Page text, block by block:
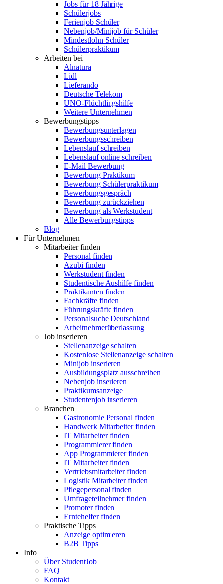
Jobs für 18 Jährige
Schülerjobs
Ferienjob Schüler
Nebenjob/Minijob für Schüler
Mindestlohn Schüler
Schülerpraktikum
Arbeiten bei
Alnatura
Lidl
Lieferando
Deutsche Telekom
UNO-Flüchtlingshilfe
Weitere Unternehmen
Bewerbungstipps
Bewerbungsunterlagen
Bewerbungsschreiben
Lebenslauf schreiben
Lebenslauf online schreiben
E-Mail Bewerbung
Bewerbung Praktikum
Bewerbung Schülerpraktikum
Bewerbungsgespräch
Bewerbung zurückziehen
Bewerbung als Werkstudent
Alle Bewerbungstipps
Blog
Für Unternehmen
Mitarbeiter finden
Personal finden
Azubi finden
Werkstudent finden
Studentische Aushilfe finden
Praktikanten finden
Fachkräfte finden
Führungskräfte finden
Personalsuche Deutschland
Arbeitnehmerüberlassung
Job inserieren
Stellenanzeige schalten
Kostenlose Stellenanzeige schalten
Minijob inserieren
Ausbildungsplatz ausschreiben
Nebenjob inserieren
Praktikumsanzeige
Studentenjob inserieren
Branchen
Gastronomie Personal finden
Handwerk Mitarbeiter finden
IT Mitarbeiter finden
Programmierer finden
App Programmierer finden
IT Mitarbeiter finden
Vertriebsmitarbeiter finden
Logistik Mitarbeiter finden
Pflegepersonal finden
Umfrageteilnehmer finden
Promoter finden
Erntehelfer finden
Praktische Tipps
Anzeige optimieren
B2B Tipps
Info
Über StudentJob
FAQ
Kontakt